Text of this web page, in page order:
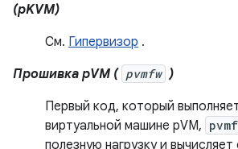
(pKVM)
См. Гипервизор .
Прошивка pVM ( pvmfw )
Первый код, который
виртуальной машине pVM,
полезную нагрузку и